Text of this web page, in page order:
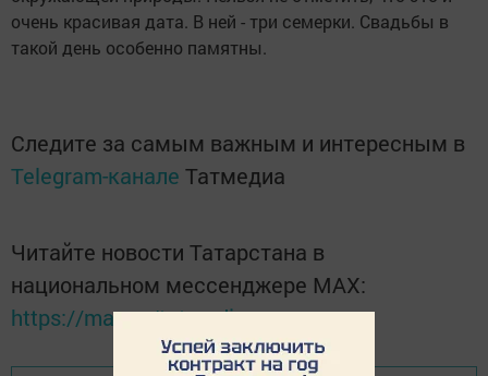
очень красивая дата. В ней - три семерки. Свадьбы в
такой день особенно памятны.
Следите за самым важным и интересным в
Telegram-канале Татмедиа
Читайте новости Татарстана в
национальном мессенджере MАХ:
https://max.ru/tatmedia